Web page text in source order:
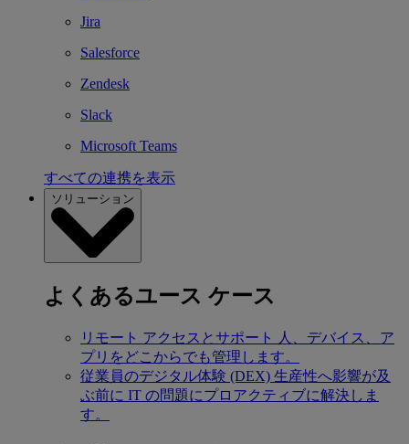
Jira
Salesforce
Zendesk
Slack
Microsoft Teams
すべての連携を表示
ソリューション
よくあるユース ケース
リモート アクセスとサポート
人、デバイス、ア
プリをどこからでも管理します。
従業員のデジタル体験 (DEX) 生産性へ影響が及
ぶ前に IT の問題にプロアクティブに解決しま
す。